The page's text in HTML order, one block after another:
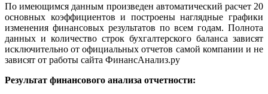
По имеющимся данным произведен автоматический расчет 20
основных коэффициентов и построены наглядные графики
изменения финансовых результатов по всем годам. Полнота
данных и количество строк бухгалтерского баланса зависят
исключительно от официальных отчетов самой компании и не
зависят от работы сайта ФинансАнализ.ру
Результат финансового анализа отчетности: